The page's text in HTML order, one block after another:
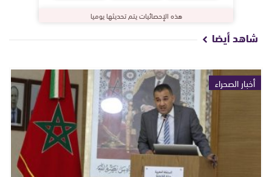
هذه الإحصائيات يتم تحديثها يوميا
شاهد أيضا
أخبار الصحراء